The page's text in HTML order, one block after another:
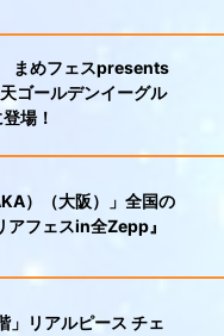
まめフェスpresents
ゴールデンイーグル
場！
）（大阪）」全国の
フェスin全Zepp』
」リアルピース チェ